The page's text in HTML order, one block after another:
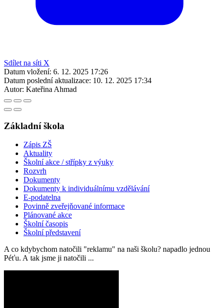
Sdílet na síti X
Datum vložení: 6. 12. 2025 17:26
Datum poslední aktualizace: 10. 12. 2025 17:34
Autor: Kateřina Ahmad
Základní škola
Zápis ZŠ
Aktuality
Školní akce / střípky z výuky
Rozvrh
Dokumenty
Dokumenty k individuálnímu vzdělávání
E-podatelna
Povinně zveřejňované informace
Plánované akce
Školní časopis
Školní představení
A co kdybychom natočili "reklamu" na naši školu? napadlo jednou
Péťu. A tak jsme ji natočili ...